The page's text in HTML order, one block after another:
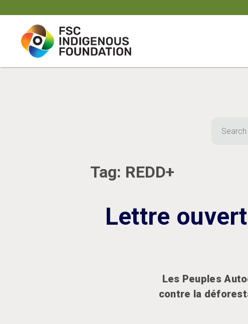
to
for:
Tag: REDD+
Lettre
Les Peuples
contre la